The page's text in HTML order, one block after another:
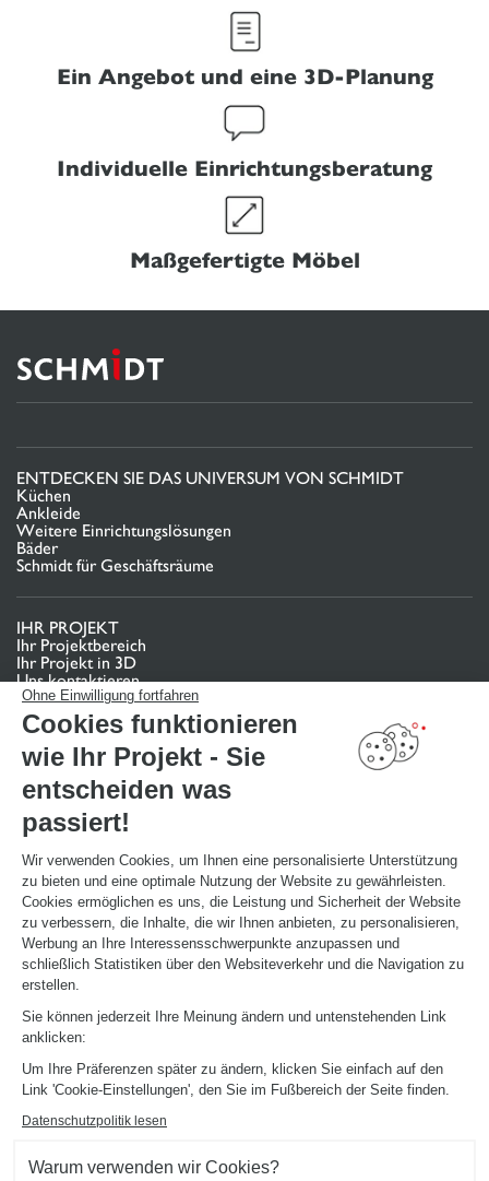
Ohne Einwilligung fortfahren
Cookies funktionieren
wie Ihr Projekt - Sie
entscheiden was
passiert!
Wir verwenden Cookies, um Ihnen eine personalisierte Unterstützung
zu bieten und eine optimale Nutzung der Website zu gewährleisten.
Cookies ermöglichen es uns, die Leistung und Sicherheit der Website
zu verbessern, die Inhalte, die wir Ihnen anbieten, zu personalisieren,
Werbung an Ihre Interessensschwerpunkte anzupassen und
schließlich Statistiken über den Websiteverkehr und die Navigation zu
erstellen.
Sie können jederzeit Ihre Meinung ändern und untenstehenden Link
anklicken:
Um Ihre Präferenzen später zu ändern, klicken Sie einfach auf den
Link 'Cookie-Einstellungen', den Sie im Fußbereich der Seite finden.
Datenschutzpolitik lesen
Warum verwenden wir Cookies?
Ein Angebot und eine 3D-Planung
Individuelle Einrichtungsberatung
Maßgefertigte Möbel
ENTDECKEN SIE DAS UNIVERSUM VON SCHMIDT
Küchen
Ankleide
Weitere Einrichtungslösungen
Bäder
Schmidt für Geschäftsräume
IHR PROJEKT
Ihr Projektbereich
Ihr Projekt in 3D
Uns kontaktieren
Finden Sie Ihr Studio
TERMIN VEREINBAREN
NÜTZLICHE LINKS
Aktionswochen
Montageanleitung und Pflegeleitfaden
Katalog herunterladen
ÜBER
News aus dem Unternehmen
Karriere - Wir stellen ein
Ein Studio eröffnen
Unsere Studios in Deutschland
Impressum
Cookie-Verwaltung